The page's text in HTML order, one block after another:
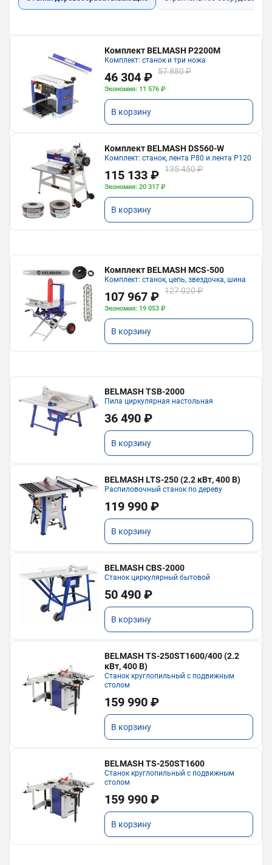
Комплект BELMASH P2200M
Комплект: станок и три ножа
46 304 ₽ 57 880 ₽
Экономия: 11 576 ₽
В корзину
Комплект BELMASH DS560-W
Комплект: станок, лента P80 и лента P120
115 133 ₽ 135 450 ₽
Экономия: 20 317 ₽
В корзину
Комплект BELMASH MCS-500
Комплект: станок, цепь, звездочка, шина
107 967 ₽ 127 020 ₽
Экономия: 19 053 ₽
В корзину
BELMASH TSB-2000
Пила циркулярная настольная
36 490 ₽
В корзину
BELMASH LTS-250 (2.2 кВт, 400 В)
Распиловочный станок по дереву
119 990 ₽
В корзину
BELMASH CBS-2000
Станок циркулярный бытовой
50 490 ₽
В корзину
BELMASH TS-250ST1600/400 (2.2
кВт, 400 В)
Станок круглопильный с подвижным
столом
159 990 ₽
В корзину
BELMASH TS-250ST1600
Станок круглопильный с подвижным
столом
159 990 ₽
В корзину